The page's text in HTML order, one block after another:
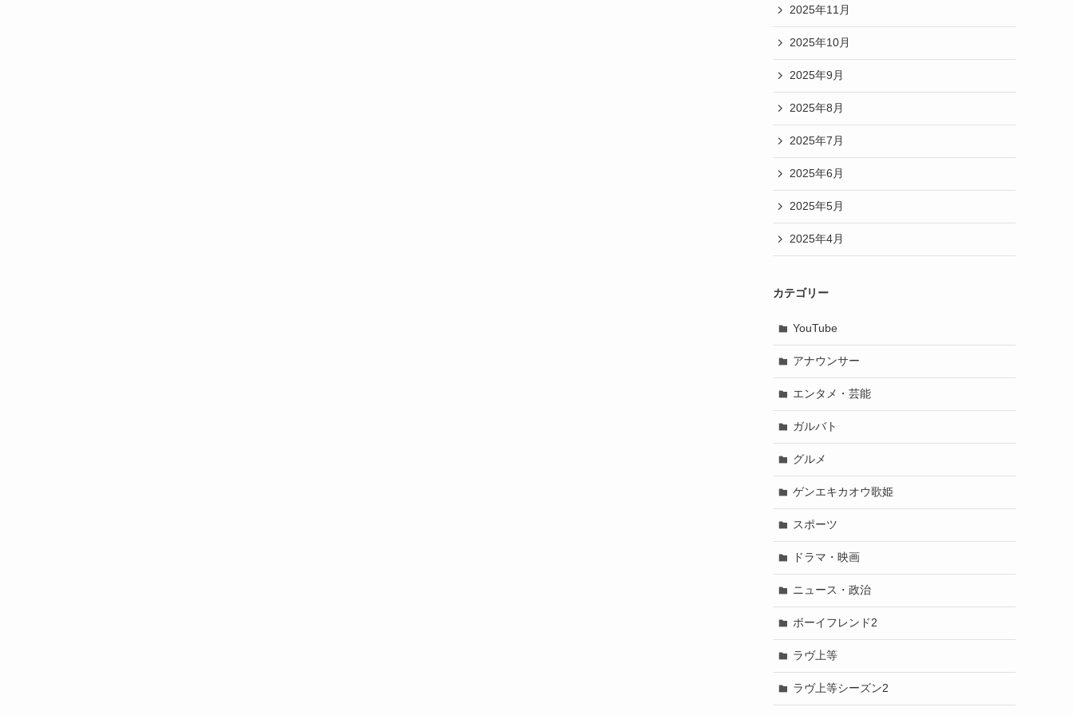
2025年11月
2025年10月
2025年9月
2025年8月
2025年7月
2025年6月
2025年5月
2025年4月
カテゴリー
YouTube
アナウンサー
エンタメ・芸能
ガルバト
グルメ
ゲンエキカオウ歌姫
スポーツ
ドラマ・映画
ニュース・政治
ボーイフレンド2
ラヴ上等
ラヴ上等シーズン2